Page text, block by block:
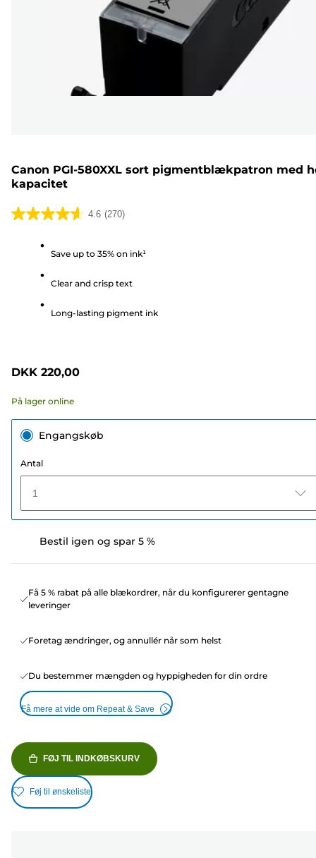
Canon PGI-580XXL sort pigmentblækpatron med
kapacitet
4.6 (270)
4.6
stjerner.
Save up to 35% on ink¹
Clear and crisp text
Long-lasting pigment ink
DKK 220,00
På lager online
Engangskøb
Antal
1
Bestil igen og spar 5 %
Få 5 % rabat på alle blækordrer, når du konfigurerer gentagne
leveringer
Foretag ændringer, og annullér når som helst
Du bestemmer mængden og hyppigheden for din ordre
Få mere at vide om Repeat & Save
FØJ TIL INDKØBSKURV
Føj til ønskeliste